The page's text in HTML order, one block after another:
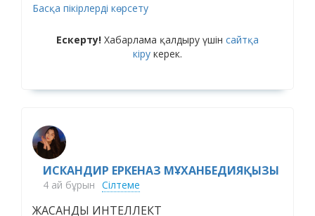
Басқа пікірлерді көрсету
Ескерту! Хабарлама қалдыру үшін сайтқа
кіру керек.
ИСКАНДИР ЕРКЕНАЗ МҰХАНБЕДИЯҚЫЗЫ
4 ай бұрын Сілтеме
ЖАСАНДЫ ИНТЕЛЛЕКТ